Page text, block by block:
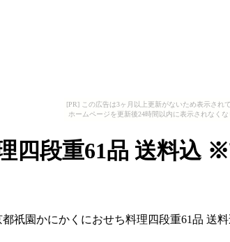
[PR] この広告は3ヶ月以上更新がないため表示されて
ホームページを更新後24時間以内に表示されなくな
四段重61品 送料込
都祇園かにかくにおせち料理四段重61品 送